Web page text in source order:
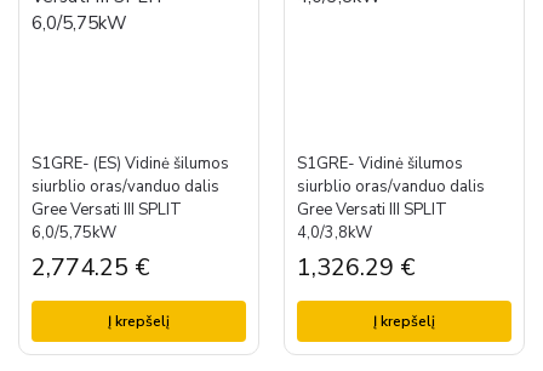
S1GRE- (ES) Vidinė šilumos
siurblio oras/vanduo dalis
Gree Versati III SPLIT
6,0/5,75kW
2,774.25 €
Į krepšelį
S1GRE- Vidinė šilumos
siurblio oras/vanduo dalis
Gree Versati III SPLIT
4,0/3,8kW
1,326.29 €
Į krepšelį